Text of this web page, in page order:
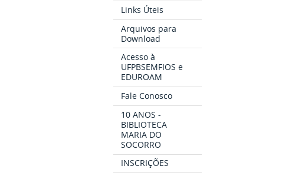
Links Úteis
Arquivos para
Download
Acesso à
UFPBSEMFIOS e
EDUROAM
Fale Conosco
10 ANOS -
BIBLIOTECA
MARIA DO
SOCORRO
INSCRIÇÕES